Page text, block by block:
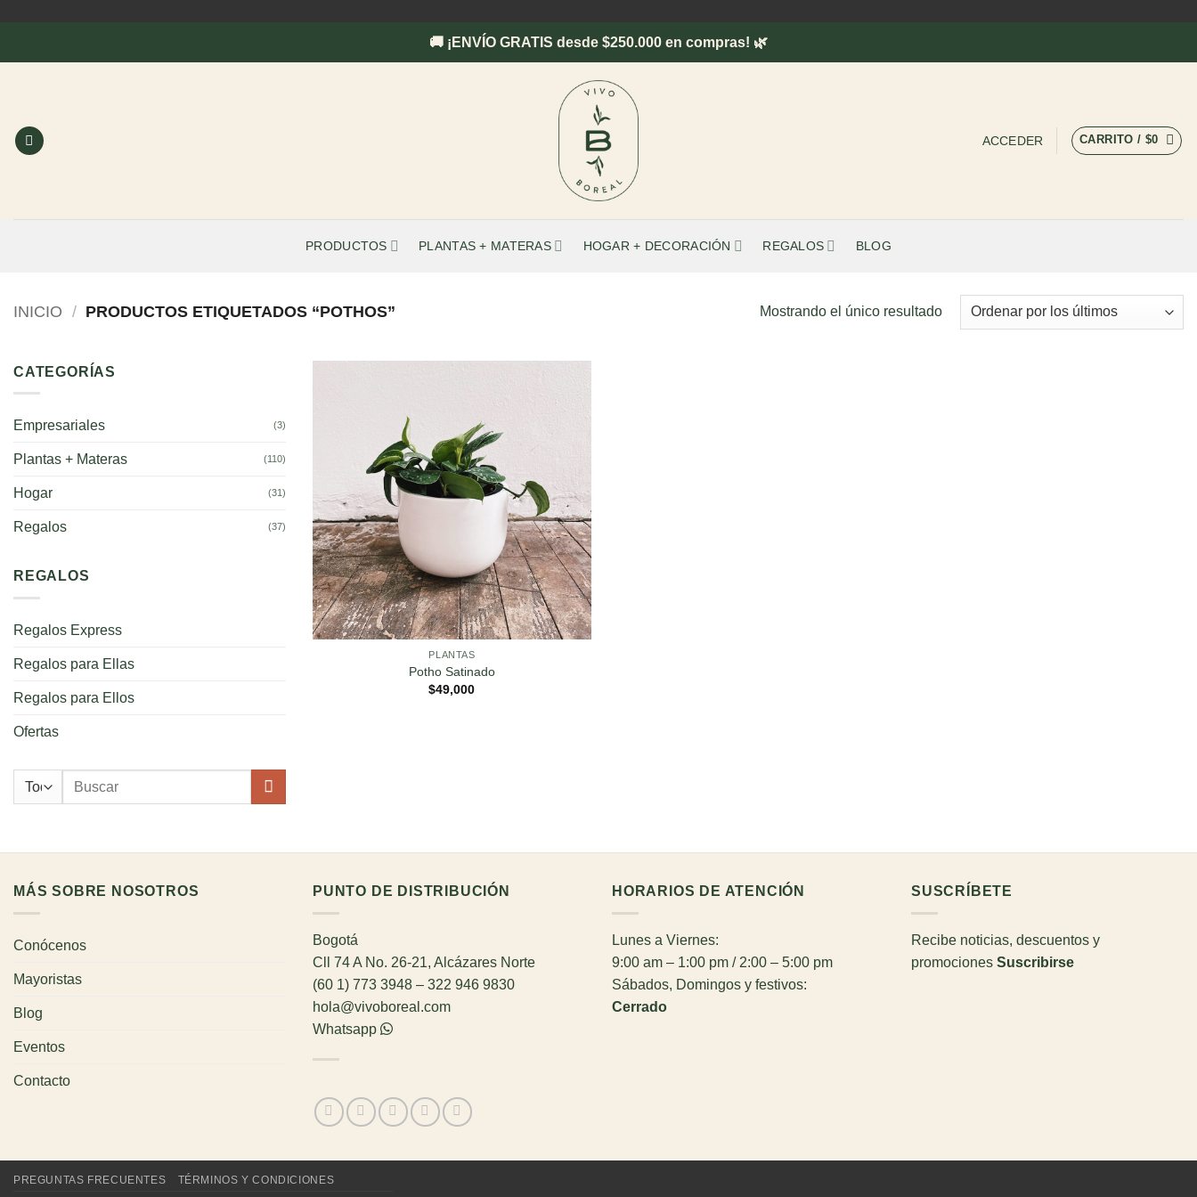
🚚 ¡ENVÍO GRATIS desde $250.000 en compras! 🌿
ACCEDER CARRITO / $0
PRODUCTOS PLANTAS + MATERAS HOGAR + DECORACIÓN REGALOS BLOG
INICIO / PRODUCTOS ETIQUETADOS “POTHOS” Mostrando el único resultado
CATEGORÍAS
Empresariales (3)
Plantas + Materas (110)
Hogar (31)
Regalos (37)
REGALOS
Regalos Express
Regalos para Ellas
Regalos para Ellos
Ofertas
Buscar
PLANTAS
Potho Satinado
$49,000
MÁS SOBRE NOSOTROS
Conócenos
Mayoristas
Blog
Eventos
Contacto
PUNTO DE DISTRIBUCIÓN
Bogotá
Cll 74 A No. 26-21, Alcázares Norte
(60 1) 773 3948 – 322 946 9830
hola@vivoboreal.com
Whatsapp
HORARIOS DE ATENCIÓN
Lunes a Viernes:
9:00 am – 1:00 pm / 2:00 – 5:00 pm
Sábados, Domingos y festivos:
Cerrado
SUSCRÍBETE
Recibe noticias, descuentos y
promociones Suscribirse
PREGUNTAS FRECUENTES TÉRMINOS Y CONDICIONES